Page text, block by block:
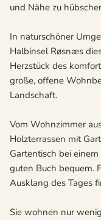
und Nähe zu
In naturschöner
Halbinsel Røsnæs
Herzstück des
große, offene
Landschaft.
Vom Wohnzimmer
Holzterrassen mit
Gartentisch bei
guten Buch bequem.
Ausklang des Tages
Sie wohnen nur